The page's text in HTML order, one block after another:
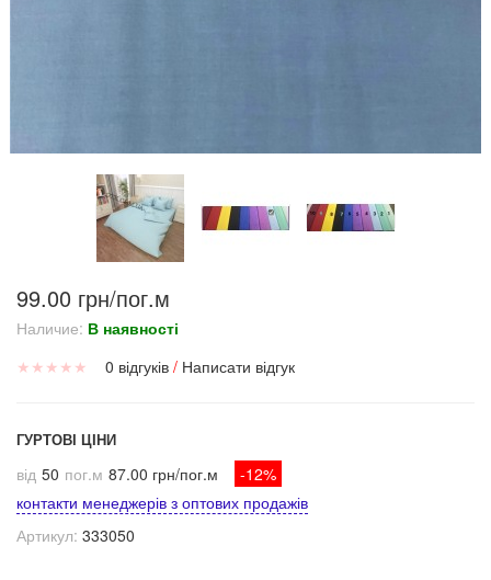
99.00 грн/пог.м
Наличие: В наявності
★ ★ ★ ★ ★ 0 відгуків / Написати відгук
ГУРТОВІ ЦІНИ
від 50 пог.м 87.00 грн/пог.м
-12%
контакти менеджерів з оптових продажів
Артикул: 333050